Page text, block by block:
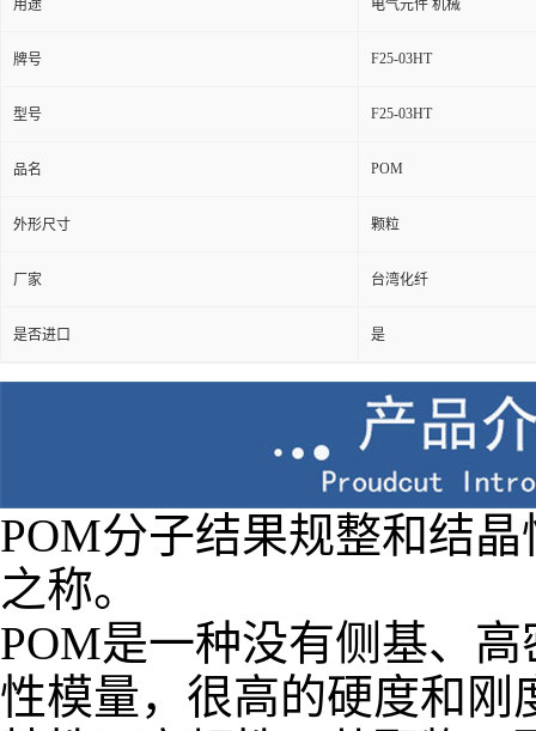
牌号 F25-03HT
型号 F25-03HT
品名 POM
外形尺寸 颗粒
厂家 台湾化纤
是否进口 是
POM分子结果规整和结
之称。
POM是一种没有侧基、
性模量，很高的硬度和
特性：高韧性，共聚物，